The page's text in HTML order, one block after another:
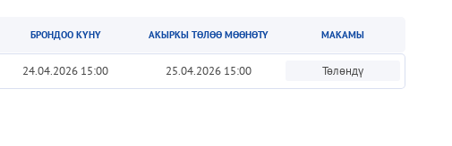
БРОНДОО КҮНҮ АКЫРКЫ ТӨЛӨӨ МӨӨНӨТҮ МАКАМЫ
24.04.2026 15:00 25.04.2026 15:00 Төлөндү